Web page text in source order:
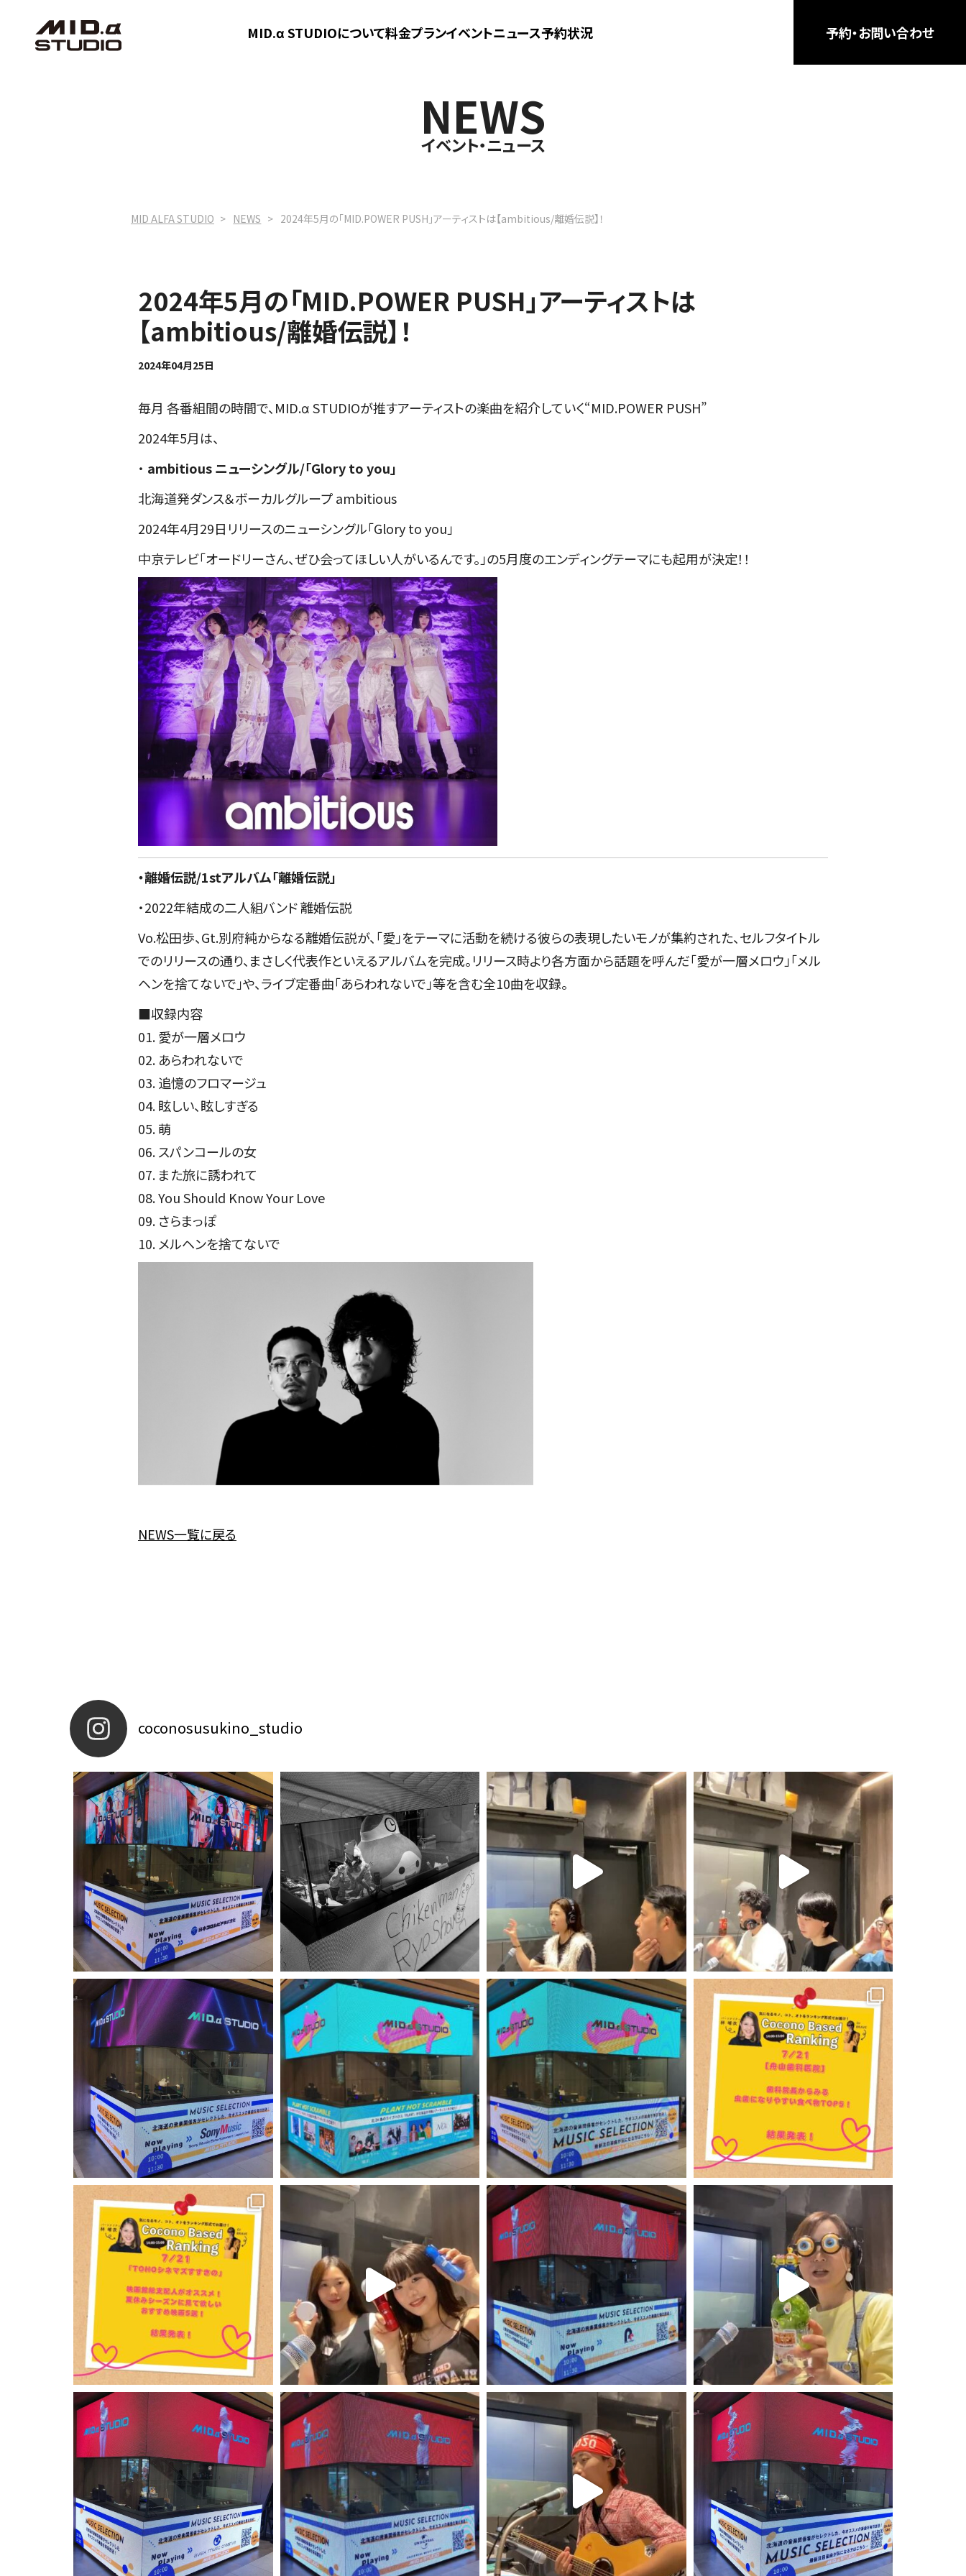
MID.α STUDIOについて料金プランイベントニュース予約状況 予約・お問い合わせ
NEWS
イベント・ニュース
MID ALFA STUDIO NEWS 2024年5月の「MID.POWER PUSH」アーティストは【ambitious/離婚伝説】！
2024年5月の「MID.POWER PUSH」アーティストは
【ambitious/離婚伝説】！
2024年04月25日
毎月 各番組間の時間で、MID.α STUDIOが推すアーティストの楽曲を紹介していく“MID.POWER PUSH”
2024年5月は、
・ ambitious ニューシングル/「Glory to you」
北海道発ダンス＆ボーカルグループ ambitious
2024年4月29日リリースのニューシングル「Glory to you」
中京テレビ「オードリーさん、ぜひ会ってほしい人がいるんです。」の5月度のエンディングテーマにも起用が決定！！
・離婚伝説/1stアルバム「離婚伝説」
・2022年結成の二人組バンド 離婚伝説
Vo.松田歩、Gt.別府純からなる離婚伝説が、「愛」をテーマに活動を続ける彼らの表現したいモノが集約された、セルフタイトル
でのリリースの通り、まさしく代表作といえるアルバムを完成。リリース時より各方面から話題を呼んだ「愛が一層メロウ」「メル
ヘンを捨てないで」や、ライブ定番曲「あらわれないで」等を含む全10曲を収録。
■収録内容
01. 愛が一層メロウ
02. あらわれないで
03. 追憶のフロマージュ
04. 眩しい、眩しすぎる
05. 萌
06. スパンコールの女
07. また旅に誘われて
08. You Should Know Your Love
09. さらまっぽ
10. メルヘンを捨てないで
NEWS一覧に戻る
coconosusukino_studio